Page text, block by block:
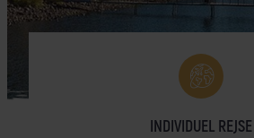
INDIVIDUEL REJSE